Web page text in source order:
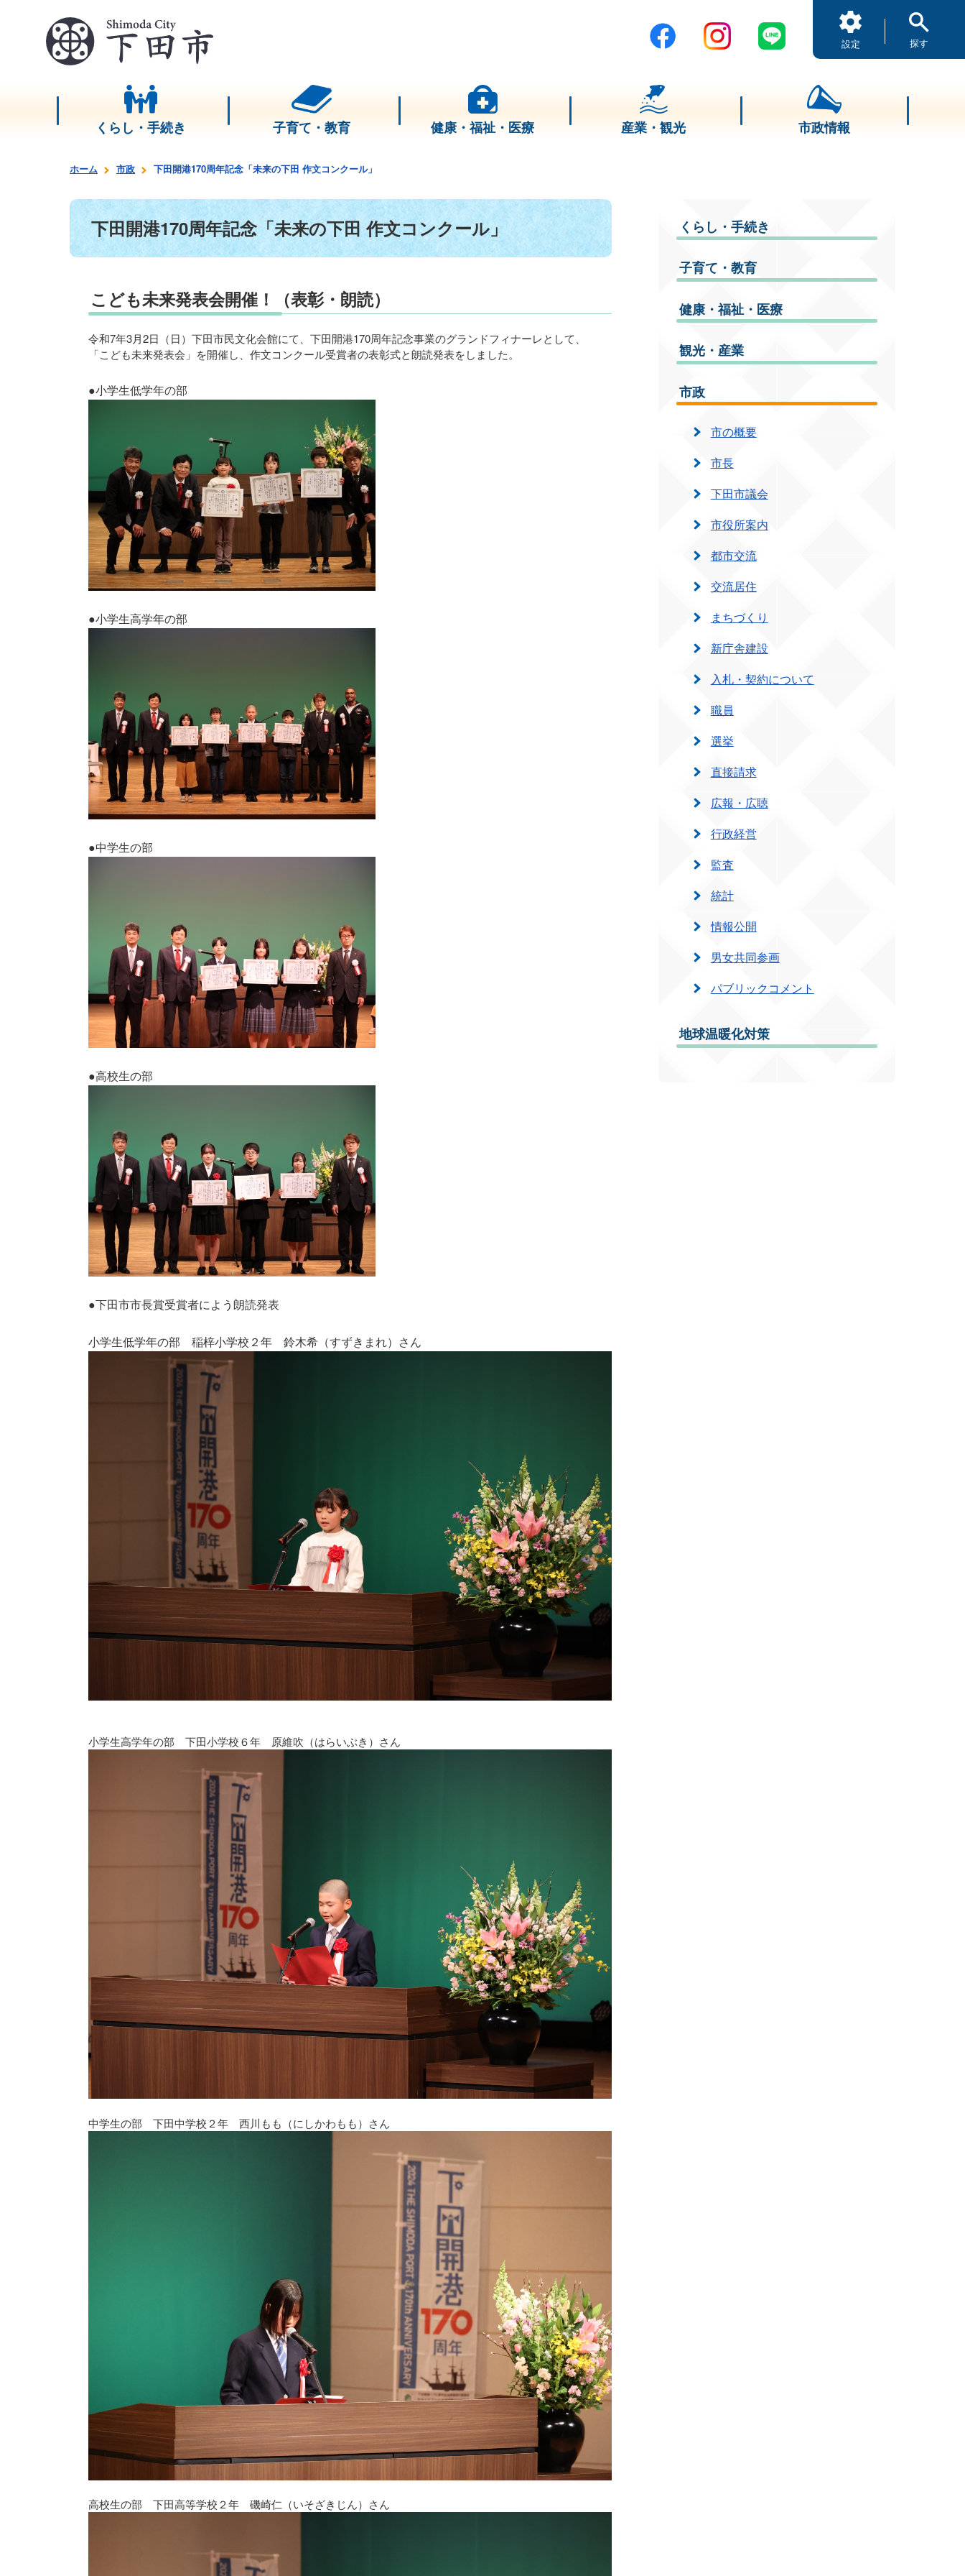
設定 探す
くらし・手続き 子育て・教育 健康・福祉・医療 産業・観光 市政情報
ホーム 市政 下田開港170周年記念「未来の下田 作文コンクール」
下田開港170周年記念「未来の下田 作文コンクール」
こども未来発表会開催！（表彰・朗読）
令和7年3月2日（日）下田市民文化会館にて、下田開港170周年記念事業のグランドフィナーレとして、
「こども未来発表会」を開催し、作文コンクール受賞者の表彰式と朗読発表をしました。
●小学生低学年の部
●小学生高学年の部
●中学生の部
●高校生の部
●下田市市長賞受賞者によう朗読発表
小学生低学年の部 稲梓小学校２年 鈴木希（すずきまれ）さん
小学生高学年の部 下田小学校６年 原維吹（はらいぶき）さん
中学生の部 下田中学校２年 西川もも（にしかわもも）さん
高校生の部 下田高等学校２年 磯崎仁（いそざきじん）さん
くらし・手続き
子育て・教育
健康・福祉・医療
観光・産業
市政
市の概要
市長
下田市議会
市役所案内
都市交流
交流居住
まちづくり
新庁舎建設
入札・契約について
職員
選挙
直接請求
広報・広聴
行政経営
監査
統計
情報公開
男女共同参画
パブリックコメント
地球温暖化対策